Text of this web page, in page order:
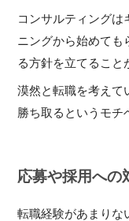
コンサルティングは
ニングから始めても
る方針を立てること
漠然と転職を考えて
勝ち取るというモチ
応募や採用への
転職経験があまりな